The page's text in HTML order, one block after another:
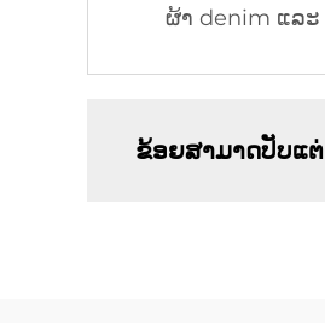
ຜ້າ denim ແລະ
ຂ້ອຍສາມາດປັບແ